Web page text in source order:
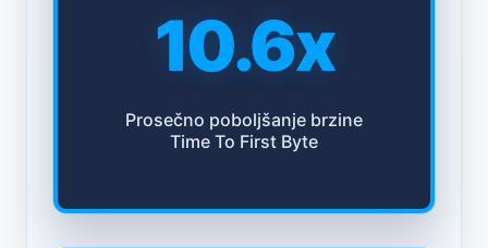
10.6x
Prosečno poboljšanje brzine
Time To First Byte